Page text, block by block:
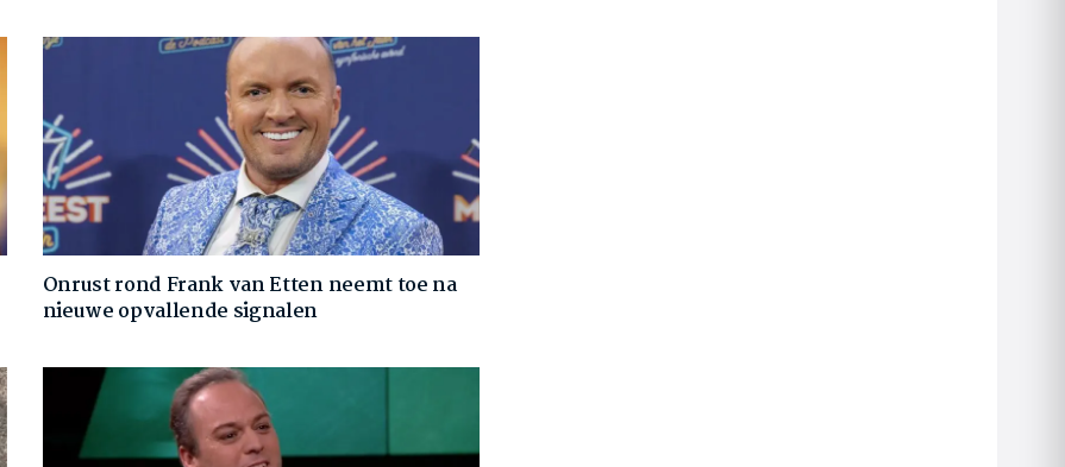
Onrust rond Frank van Etten neemt toe na
nieuwe opvallende signalen